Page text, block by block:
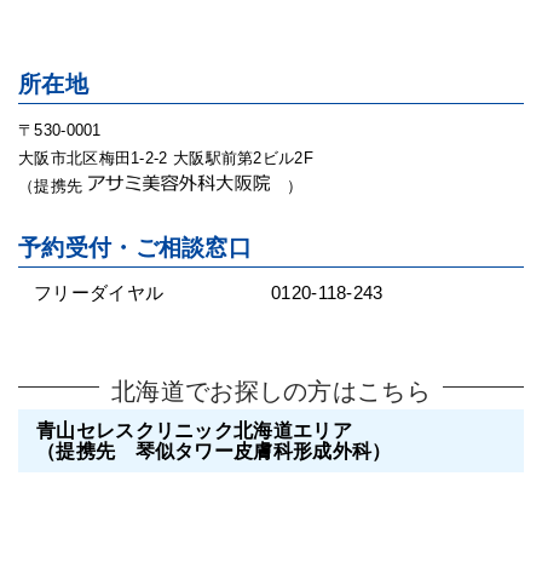
所在地
〒530-0001
大阪市北区梅田1-2-2 大阪駅前第2ビル2F
（提携先
）
予約受付・ご相談窓口
フリーダイヤル 0120-118-243
北海道でお探しの方はこちら
青山セレスクリニック北海道エリア
（提携先 琴似タワー皮膚科形成外科）